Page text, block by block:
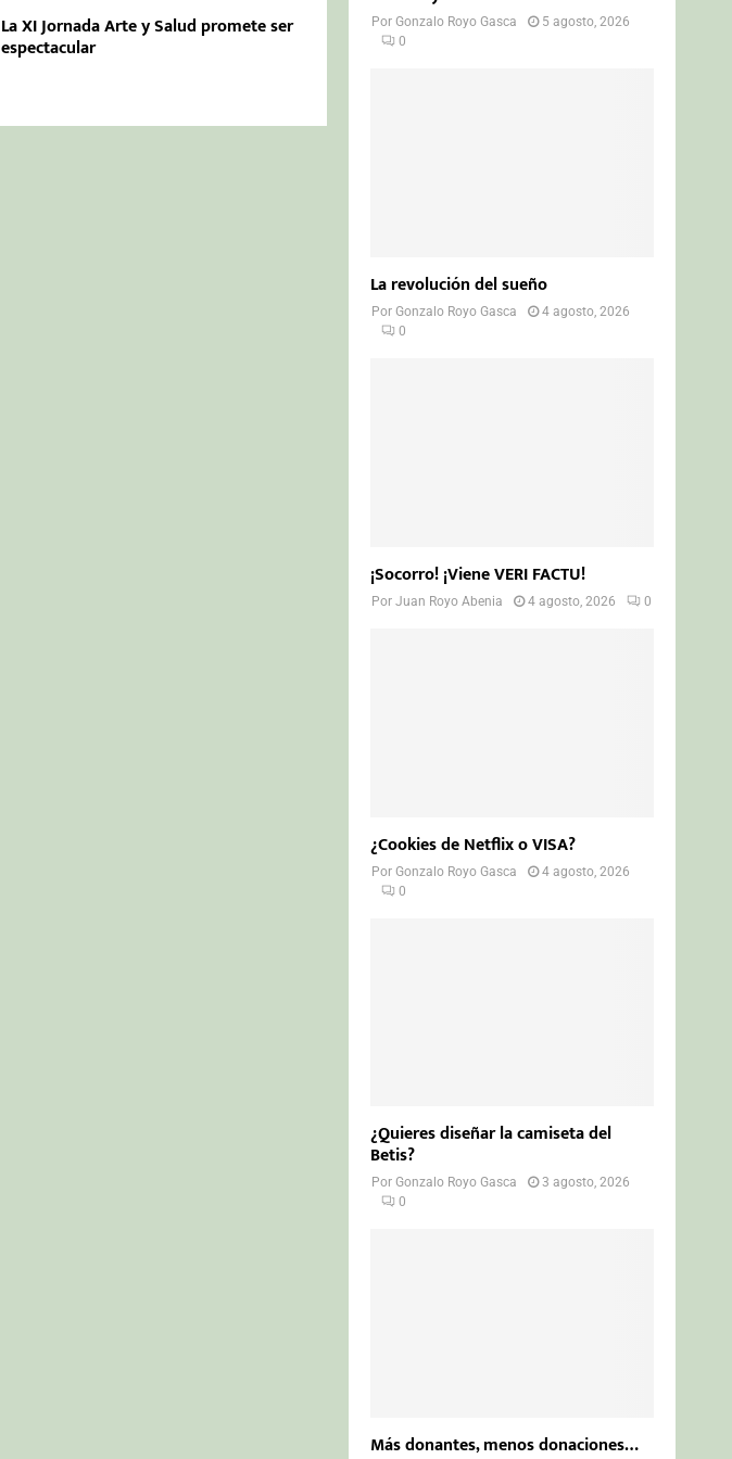
La XI Jornada Arte y Salud promete ser
espectacular
PorGonzalo Royo Gasca
5 agosto, 2026
0
La revolución del sueño
PorGonzalo Royo Gasca
4 agosto, 2026
0
¡Socorro! ¡Viene VERI FACTU!
PorJuan Royo Abenia 4 agosto, 2026 0
¿Cookies de Netflix o VISA?
PorGonzalo Royo Gasca
4 agosto, 2026
0
¿Quieres diseñar la camiseta del
Betis?
PorGonzalo Royo Gasca
3 agosto, 2026
0
Más donantes, menos donaciones…